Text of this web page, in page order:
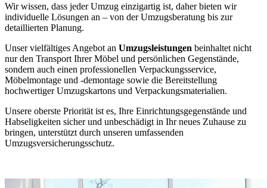
Wir wissen, dass jeder Umzug einzigartig ist, daher bieten wir
individuelle Lösungen an – von der Umzugsberatung bis zur
detaillierten Planung.
Unser vielfältiges Angebot an Umzugsleistungen beinhaltet nicht
nur den Transport Ihrer Möbel und persönlichen Gegenstände,
sondern auch einen professionellen Verpackungsservice,
Möbelmontage und -demontage sowie die Bereitstellung
hochwertiger Umzugskartons und Verpackungsmaterialien.
Unsere oberste Priorität ist es, Ihre Einrichtungsgegenstände und
Habseligkeiten sicher und unbeschädigt in Ihr neues Zuhause zu
bringen, unterstützt durch unseren umfassenden
Umzugsversicherungsschutz.